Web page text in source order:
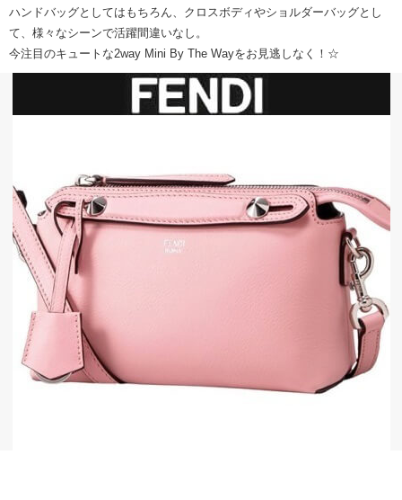
ハンドバッグとしてはもちろん、クロスボディやショルダーバッグとし
て、様々なシーンで活躍間違いなし。
今注目のキュートな2way Mini By The Wayをお見逃しなく！☆